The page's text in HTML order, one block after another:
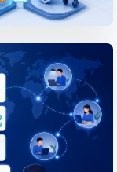
ứng các
dành